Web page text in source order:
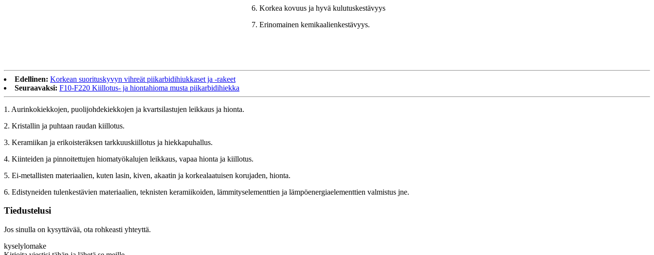
6. Korkea kovuus ja hyvä kulutuskestävyys
7. Erinomainen kemikaalienkestävyys.
Edellinen: Korkean suorituskyvyn vihreät piikarbidihiukkaset ja -rakeet
Seuraavaksi: F10-F220 Kiillotus- ja hiontahioma musta piikarbidihiekka
1. Aurinkokiekkojen, puolijohdekiekkojen ja kvartsilastujen leikkaus ja hionta.
2. Kristallin ja puhtaan raudan kiillotus.
3. Keramiikan ja erikoisteräksen tarkkuuskiillotus ja hiekkapuhallus.
4. Kiinteiden ja pinnoitettujen hiomatyökalujen leikkaus, vapaa hionta ja kiillotus.
5. Ei-metallisten materiaalien, kuten lasin, kiven, akaatin ja korkealaatuisen korujaden, hionta.
6. Edistyneiden tulenkestävien materiaalien, teknisten keramiikoiden, lämmityselementtien ja lämpöenergiaelementtien valmistus jne.
Tiedustelusi
Jos sinulla on kysyttävää, ota rohkeasti yhteyttä.
kyselylomake